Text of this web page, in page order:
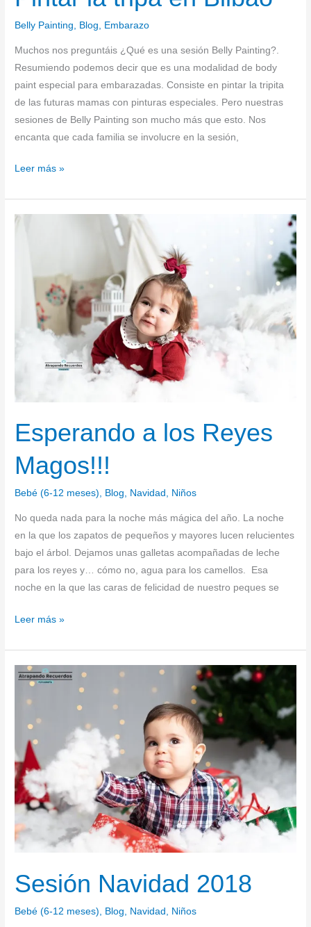
Belly Painting Blog Embarazo
Muchos nos preguntáis ¿Qué es una sesión Belly Painting?.
Resumiendo podemos decir que es una modalidad de body
paint especial para embarazadas. Consiste en pintar la tripita
de las futuras mamas con pinturas especiales. Pero nuestras
sesiones de Belly Painting son mucho más que esto. Nos
encanta que cada familia se involucre en la sesión,
Leer más »
Esperando a los Reyes
Magos!!!
Bebé (6-12 meses), Blog, Navidad , Niños
No queda nada para la noche más mágica del año. La noche
en la que los zapatos de pequeños y mayores lucen relucientes
bajo el árbol. Dejamos unas galletas acompañadas de leche
para los reyes y… cómo no, agua para los camellos. Esa
noche en la que las caras de felicidad de nuestro peques se
Esperando
Reyes
Magos!!!
Leer más »
Sesión Navidad 2018
Bebé (6-12 meses) Blog Navidad Niños
Sesión
Navidad
2018